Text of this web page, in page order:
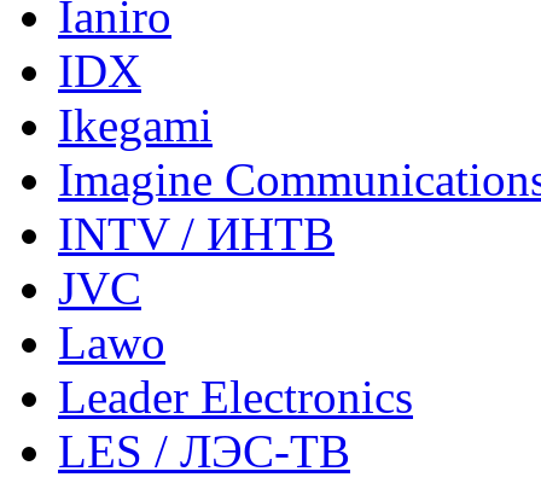
Ianiro
IDX
Ikegami
Imagine
INTV / ИНТВ
JVC
Lawo
Leader Electronics
LES / ЛЭС-ТВ